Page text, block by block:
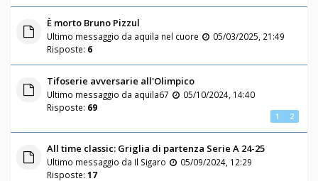
È morto Bruno Pizzul
Ultimo messaggio da aquila nel cuore
05/03/2025, 21:49
Risposte: 6
Tifoserie avversarie all'Olimpico
Ultimo messaggio da aquila67
05/10/2024, 14:40
Risposte: 69
1 2
All time classic: Griglia di partenza Serie A 24-25
Ultimo messaggio da Il Sigaro
05/09/2024, 12:29
Risposte: 17